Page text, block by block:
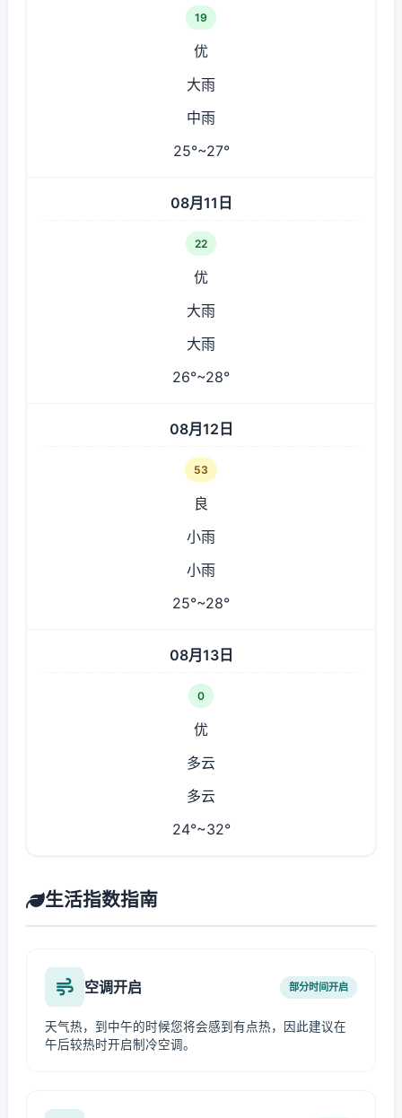
19
优
大雨
中雨
25°~27°
08月11日
22
优
大雨
大雨
26°~28°
08月12日
53
良
小雨
小雨
25°~28°
08月13日
0
优
多云
多云
24°~32°
生活指数指南
空调开启 部分时间开启
天气热，到中午的时候您将会感到有点热，因此建议在
午后较热时开启制冷空调。